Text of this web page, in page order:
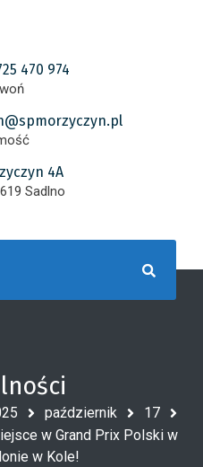
470 974
4A
Sadlno
październik
17
w Grand Prix Polski w
w Kole!